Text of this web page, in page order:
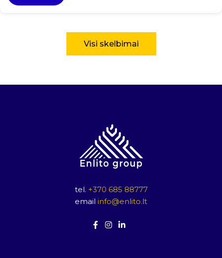
Visi skelbimai
tel. +370 685 88777
email info@enlito.lt